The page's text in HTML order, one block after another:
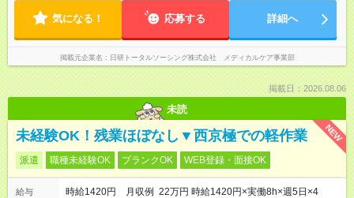
気になる！ 応募する 詳細へ
掲載元企業名 日研トータルソーシング株式会社 メディカルケア事業部
掲載日：2026.08.06
未読
NEW
未経験OK！残業ほぼなし▼西京極での軽作業
派遣 職種未経験OK ブランクOK WEB登録・面接OK
給与
時給1420円 月収例 22万円 時給1420円×実働8h×週5日×4